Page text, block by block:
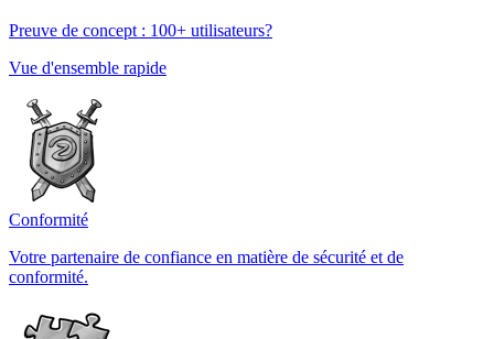
Preuve de concept : 100+ utilisateurs?
Vue d'ensemble rapide
Conformité
Votre partenaire de confiance en matière de sécurité et de
conformité.